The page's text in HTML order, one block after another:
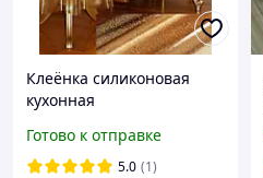
Клеёнка силиконовая
кухонная
Готово к отправке
5.0 (1)